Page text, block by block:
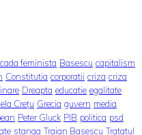
feminista Basescu capitalism
Constitutia corporatii criza criza
Dreapta educatie egalitate
Crețu Grecia guvern media
Peter Gluck PIB politica psd
stanga Traian Basescu Tratatul